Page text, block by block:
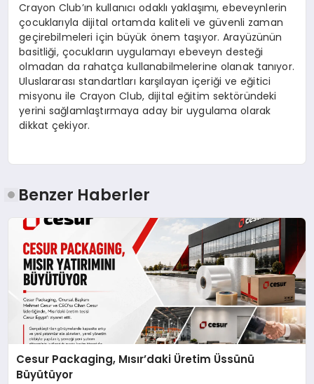
Crayon Club’ın kullanıcı odaklı yaklaşımı, ebeveynlerin
çocuklarıyla dijital ortamda kaliteli ve güvenli zaman
geçirebilmeleri için büyük önem taşıyor. Arayüzünün
basitliği, çocukların uygulamayı ebeveyn desteği
olmadan da rahatça kullanabilmelerine olanak tanıyor.
Uluslararası standartları karşılayan içeriği ve eğitici
misyonu ile Crayon Club, dijital eğitim sektöründeki
yerini sağlamlaştırmaya aday bir uygulama olarak
dikkat çekiyor.
Benzer Haberler
Cesur Packaging, Mısır’daki Üretim Üssünü
Büyütüyor